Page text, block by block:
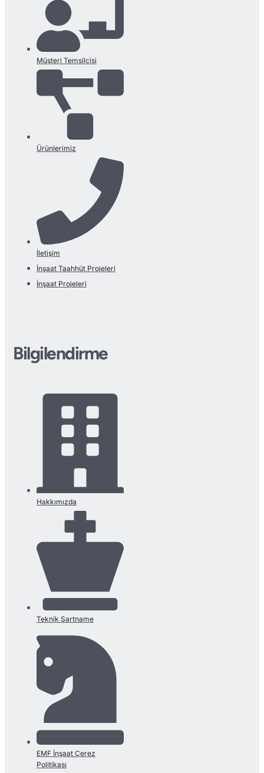
Müşteri Temsilcisi
Ürünlerimiz
İletişim
İnşaat Taahhüt Projeleri
İnşaat Projeleri
Bilgilendirme
Hakkımızda
Teknik Şartname
EMF İnşaat Çerez
Politikası